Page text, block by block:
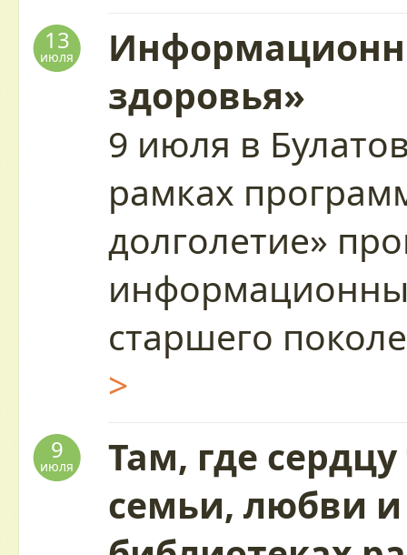
13
июля
здоровья»
9 июля в
рамках
долголетие»
старшего
>
9
июля
Там, где
семьи, любви и